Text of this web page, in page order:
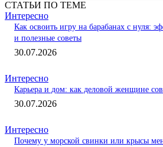
СТАТЬИ ПО ТЕМЕ
Интересно
Как освоить игру на барабанах с нуля:
и полезные советы
30.07.2026
Интересно
Карьера и дом: как деловой женщине
30.07.2026
Интересно
Почему у морской свинки или крысы